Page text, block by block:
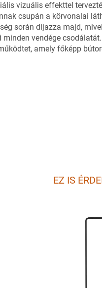
vizuális effekttel
csupán a körvonalai
során díjazza majd,
vendége
amely főképp
EZ IS